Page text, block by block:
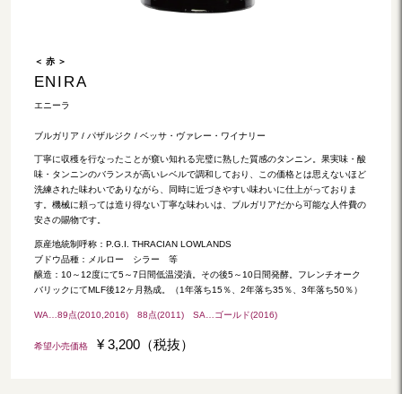
＜ 赤 ＞
ENIRA
エニーラ
ブルガリア / パザルジク / ベッサ・ヴァレー・ワイナリー
丁寧に収穫を行なったことが窺い知れる完璧に熟した質感のタンニン。果実味・酸
味・タンニンのバランスが高いレベルで調和しており、この価格とは思えないほど
洗練された味わいでありながら、同時に近づきやすい味わいに仕上がっておりま
す。機械に頼っては造り得ない丁寧な味わいは、ブルガリアだから可能な人件費の
安さの賜物です。
原産地統制呼称：P.G.I. THRACIAN LOWLANDS
ブドウ品種：メルロー シラー 等
醸造：10～12度にて5～7日間低温浸漬。その後5～10日間発酵。フレンチオーク
バリックにてMLF後12ヶ月熟成。（1年落ち15％、2年落ち35％、3年落ち50％）
WA…89点(2010,2016) 88点(2011) SA…ゴールド(2016)
希望小売価格 ¥ 3,200（税抜）